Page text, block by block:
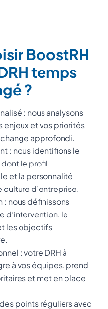
BoostRH
temps
?
: nous analysons
enjeux et vos priorités
approfondi.
: nous identifions le
le profil,
et la personnalité
d’entreprise.
: nous définissons
d’intervention, le
les objectifs
: votre DRH à
à vos équipes, prend
et met en place
points réguliers avec